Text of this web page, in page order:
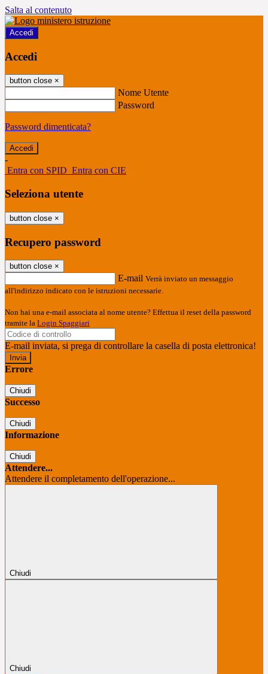
Salta al contenuto
Accedi
Accedi
button close ×
Nome Utente
Password
Password dimenticata?
-
Entra con SPID Entra con CIE
Seleziona utente
button close ×
Recupero password
button close ×
E-mail Verrà inviato un messaggio
all'indirizzo indicato con le istruzioni necessarie.
Non hai una e-mail associata al nome utente? Effettua il reset della password
tramite la Login Spaggiari
E-mail inviata, si prega di controllare la casella di posta elettronica!
Errore
Chiudi
Successo
Chiudi
Informazione
Chiudi
Attendere...
Attendere il completamento dell'operazione...
Chiudi
Chiudi